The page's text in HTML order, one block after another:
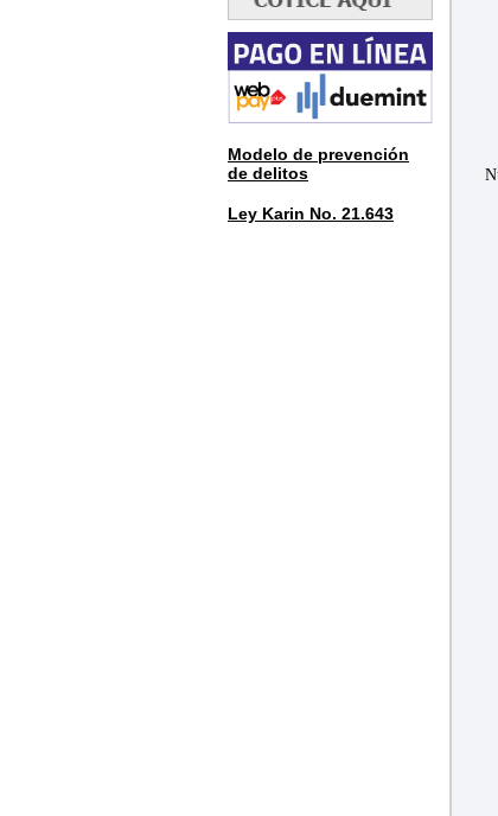
Modelo de prevención
de delitos
Ley Karin No. 21.643